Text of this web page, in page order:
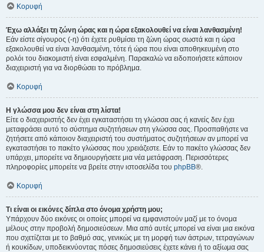
Κορυφή
Έχω αλλάξει τη ζώνη ώρας και η ώρα εξακολουθεί να είναι λανθασμένη!
Εάν είστε σίγουρος (-η) ότι έχετε ρυθμίσει τη ζώνη ώρας σωστά και η ώρα
εξακολουθεί να είναι λανθασμένη, τότε ή ώρα που είναι αποθηκευμένη στο
ρολόι του διακομιστή είναι εσφαλμένη. Παρακαλώ να ειδοποιήσετε κάποιον
διαχειριστή για να διορθώσει το πρόβλημα.
Κορυφή
Η γλώσσα μου δεν είναι στη λίστα!
Είτε ο διαχειριστής δεν έχει εγκαταστήσει τη γλώσσα σας ή κανείς δεν έχει
μεταφράσει αυτό το σύστημα συζητήσεων στη γλώσσα σας. Προσπαθήστε να
ζητήσετε από κάποιον διαχειριστή του συστήματος συζητήσεων αν μπορεί να
εγκαταστήσει το πακέτο γλώσσας που χρειάζεστε. Εάν το πακέτο γλώσσας δεν
υπάρχει, μπορείτε να δημιουργήσετε μια νέα μετάφραση. Περισσότερες
πληροφορίες μπορείτε να βρείτε στην ιστοσελίδα του phpBB®.
Κορυφή
Τι είναι οι εικόνες δίπλα στο όνομα χρήστη μου;
Υπάρχουν δύο εικόνες οι οποίες μπορεί να εμφανιστούν μαζί με το όνομα
μέλους στην προβολή δημοσιεύσεων. Μια από αυτές μπορεί να είναι μια εικόνα
που σχετίζεται με το βαθμό σας, γενικώς με τη μορφή των άστρων, τετραγώνων
ή κουκίδων, υποδεικνύοντας πόσες δημοσιεύσεις έχετε κάνει ή το αξίωμα σας